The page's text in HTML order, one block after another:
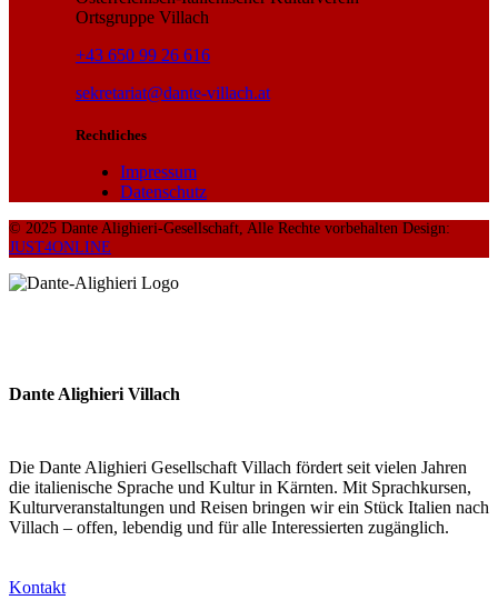
Ortsgruppe Villach
+43 650 99 26 616
sekretariat@dante-villach.at
Rechtliches
Impressum
Datenschutz
© 2025 Dante Alighieri-Gesellschaft, Alle Rechte vorbehalten Design:
JUST4ONLINE
Dante Alighieri Villach
Die Dante Alighieri Gesellschaft Villach fördert seit vielen Jahren
die italienische Sprache und Kultur in Kärnten. Mit Sprachkursen,
Kulturveranstaltungen und Reisen bringen wir ein Stück Italien nach
Villach – offen, lebendig und für alle Interessierten zugänglich.
Kontakt